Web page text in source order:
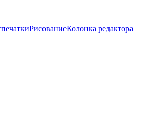
РисованиеКолонка редактора